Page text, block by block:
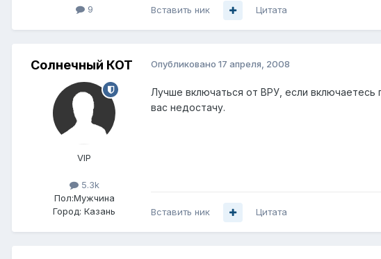
9 Вставить ник Цитата
Солнечный КОТ
VIP
5.3k
Пол:Мужчина
Город: Казань
Опубликовано 17 апреля, 2008
Лучше включаться от ВРУ, если включаетесь
вас недостачу.
Вставить ник Цитата